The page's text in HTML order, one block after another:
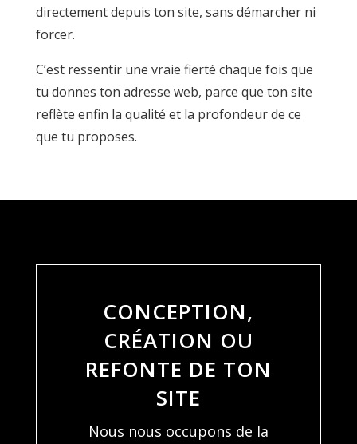
directement depuis ton site, sans démarcher ni
forcer.
C’est ressentir une vraie fierté chaque fois que
tu donnes ton adresse web, parce que ton site
reflète enfin la qualité et la profondeur de ce
que tu proposes.
CONCEPTION,
CRÉATION OU
REFONTE DE TON
SITE
Nous nous occupons de la